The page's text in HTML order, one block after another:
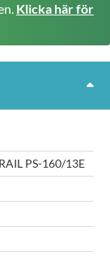
Klicka här för
PS-160/13E